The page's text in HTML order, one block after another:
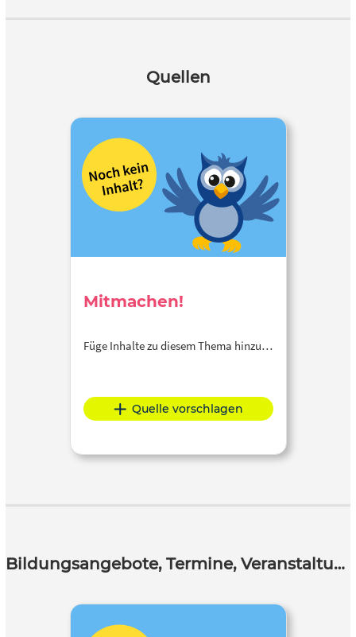
Quellen
Mitmachen!
Füge Inhalte zu diesem Thema hinzu…
Quelle vorschlagen
Bildungsangebote, Termine, Veranstaltungen